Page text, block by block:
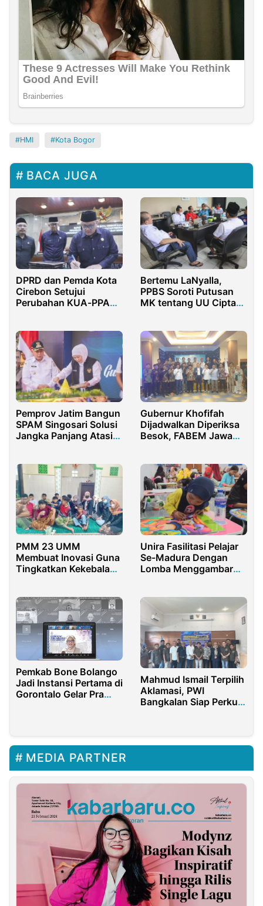
HMI Kota Bogor
BACA JUGA
DPRD dan Pemda Kota
Cirebon Setujui
Perubahan KUA-PPAS
Bertemu LaNyalla,
PPBS Soroti Putusan
MK tentang UU Cipta
Pemprov Jatim Bangun
SPAM Singosari Solusi
Jangka Panjang Atasi
Gubernur Khofifah
Dijadwalkan Diperiksa
Besok, FABEM Jawa
dalam Kasus Dana
Hibah
PMM 23 UMM
Membuat Inovasi Guna
Tingkatkan Kekebalan
Unira Fasilitasi Pelajar
Se-Madura Dengan
Lomba Menggambar
Pemkab Bone Bolango
Jadi Instansi Pertama di
Gorontalo Gelar Pra
Mahmud Ismail Terpilih
Aklamasi, PWI
Bangkalan Siap Perkuat
MEDIA PARTNER